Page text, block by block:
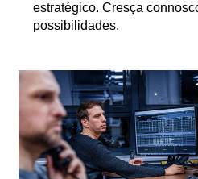
estratégico. Cresça
possibilidades.